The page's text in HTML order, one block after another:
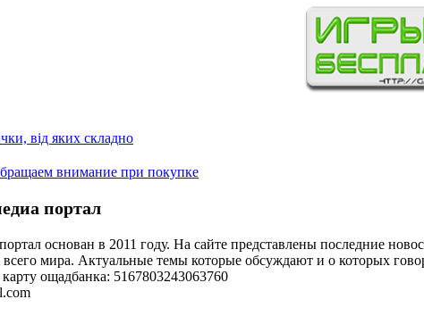
від яких складно
внимание при покупке
портал
основан в 2011 году. На сайте представлены последние
мира. Актуальные темы которые обсуждают и о которых
ощадбанка: 5167803243063760